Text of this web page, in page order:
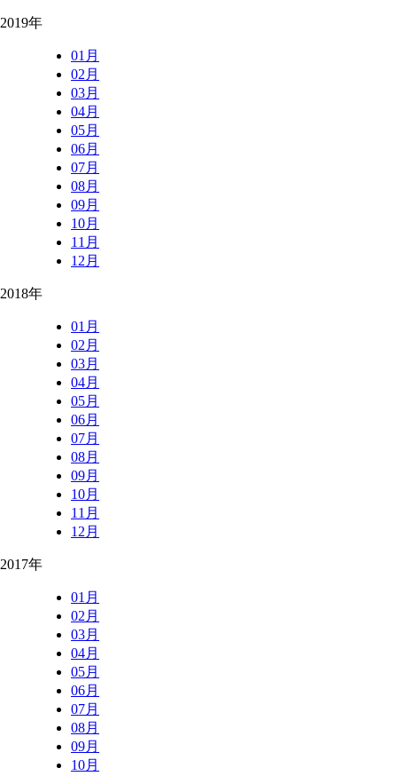
2019年
01月
02月
03月
04月
05月
06月
07月
08月
09月
10月
11月
12月
2018年
01月
02月
03月
04月
05月
06月
07月
08月
09月
10月
11月
12月
2017年
01月
02月
03月
04月
05月
06月
07月
08月
09月
10月